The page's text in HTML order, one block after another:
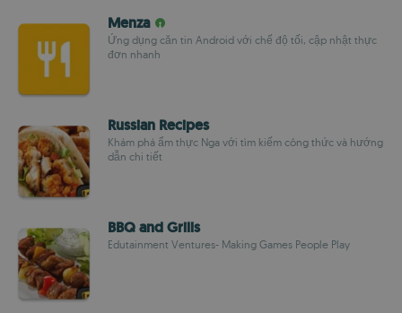
Menza
Ứng dụng căn tin Android với chế độ tối, cập nhật thực
đơn nhanh
Russian Recipes
Khám phá ẩm thực Nga với tìm kiếm công thức và hướng
dẫn chi tiết
BBQ and Grills
Edutainment Ventures- Making Games People Play